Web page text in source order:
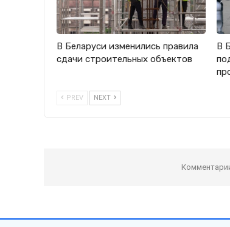
В Беларуси изменились правила
сдачи строительных объектов
В
PREV NEXT